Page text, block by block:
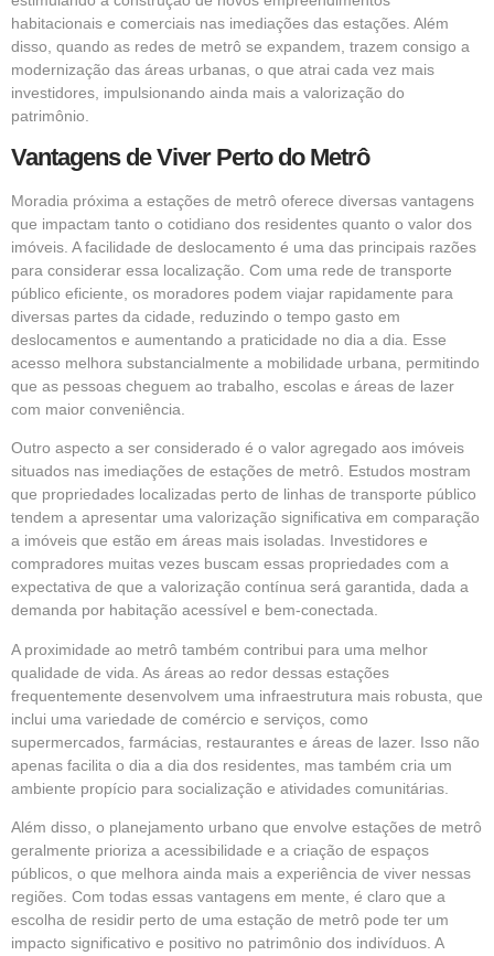
habitacionais e comerciais nas imediações das estações. Além
disso, quando as redes de metrô se expandem, trazem consigo a
modernização das áreas urbanas, o que atrai cada vez mais
investidores, impulsionando ainda mais a valorização do
patrimônio.
Vantagens de Viver Perto do Metrô
Moradia próxima a estações de metrô oferece diversas vantagens
que impactam tanto o cotidiano dos residentes quanto o valor dos
imóveis. A facilidade de deslocamento é uma das principais razões
para considerar essa localização. Com uma rede de transporte
público eficiente, os moradores podem viajar rapidamente para
diversas partes da cidade, reduzindo o tempo gasto em
deslocamentos e aumentando a praticidade no dia a dia. Esse
acesso melhora substancialmente a mobilidade urbana, permitindo
que as pessoas cheguem ao trabalho, escolas e áreas de lazer
com maior conveniência.
Outro aspecto a ser considerado é o valor agregado aos imóveis
situados nas imediações de estações de metrô. Estudos mostram
que propriedades localizadas perto de linhas de transporte público
tendem a apresentar uma valorização significativa em comparação
a imóveis que estão em áreas mais isoladas. Investidores e
compradores muitas vezes buscam essas propriedades com a
expectativa de que a valorização contínua será garantida, dada a
demanda por habitação acessível e bem-conectada.
A proximidade ao metrô também contribui para uma melhor
qualidade de vida. As áreas ao redor dessas estações
frequentemente desenvolvem uma infraestrutura mais robusta, que
inclui uma variedade de comércio e serviços, como
supermercados, farmácias, restaurantes e áreas de lazer. Isso não
apenas facilita o dia a dia dos residentes, mas também cria um
ambiente propício para socialização e atividades comunitárias.
Além disso, o planejamento urbano que envolve estações de metrô
geralmente prioriza a acessibilidade e a criação de espaços
públicos, o que melhora ainda mais a experiência de viver nessas
regiões. Com todas essas vantagens em mente, é claro que a
escolha de residir perto de uma estação de metrô pode ter um
impacto significativo e positivo no patrimônio dos indivíduos. A